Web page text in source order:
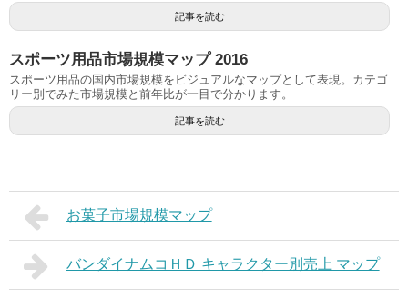
記事を読む
スポーツ用品市場規模マップ 2016
スポーツ用品の国内市場規模をビジュアルなマップとして表現。カテゴ
リー別でみた市場規模と前年比が一目で分かります。
記事を読む
お菓子市場規模マップ
バンダイナムコＨＤ キャラクター別売上 マップ